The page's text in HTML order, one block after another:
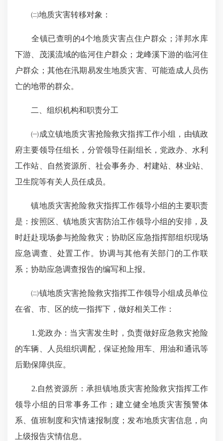
㈡地质灾害转移对象：
全镇已查明的4个地质灾害点住户群众；洋邦水库
下游、茂溪流域的临河住户群众；龙峰溪下游的临河住
户群众；其他在汛期易发生地质灾害、可能造成人员伤
亡的地带的群众。
二、组织机构和职责分工
㈠成立镇地质灾害抢险救灾指挥工作小组，由镇政
府主要领导任组长，分管领导任副组长，党政办、水利
工作站、自然资源所、社会事务办、村建站、林业站、
卫生院等有关人员任成员。
镇地质灾害抢险救灾指挥工作领导小组的主要职责
是：按照区、镇地质灾害防治工作领导小组的安排，及
时赶赴现场参与抢险救灾；协助区应急指挥部组织现场
应急调查、处置工作。协调与其他有关部门的工作联
系；协助应急调查报告的编写和上报。
㈡镇地质灾害抢险救灾指挥工作领导小组成员单位
在省、市、区的统一指挥下，做好相关工作：
1.党政办：当灾害发生时，负责做好应急救灾抢险
的车辆、人员组织调配，保证抢险用车、用油和通讯等
后勤保障供应。
2.自然资源所：承担镇地质灾害抢险救灾指挥工作
领导小组的日常事务工作；建立健全地质灾害预警体
系、值班制度和灾情速报制度；发布地质灾害信息，向
上级报告灾情信息。